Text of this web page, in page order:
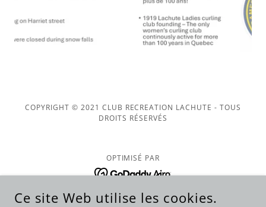
COPYRIGHT © 2021 CLUB RECREATION LACHUTE - TOUS
DROITS RÉSERVÉS
OPTIMISÉ PAR
Ce site Web utilise les cookies.